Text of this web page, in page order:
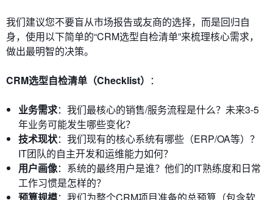
我们建议您不要盲从市场报告或友商的选择，而是回归自
身，使用以下简单的“CRM选型自检清单”来梳理核心需求，
做出最明智的决策。
CRM选型自检清单（Checklist） ：
业务需求：我们最核心的销售/服务流程是什么？未来3-5
年业务可能发生哪些变化？
技术现状：我们现有的核心系统有哪些（ERP/OA等）？
IT团队的自主开发和运维能力如何？
用户画像：系统的最终用户是谁？他们的IT熟练度和日常
工作习惯是怎样的？